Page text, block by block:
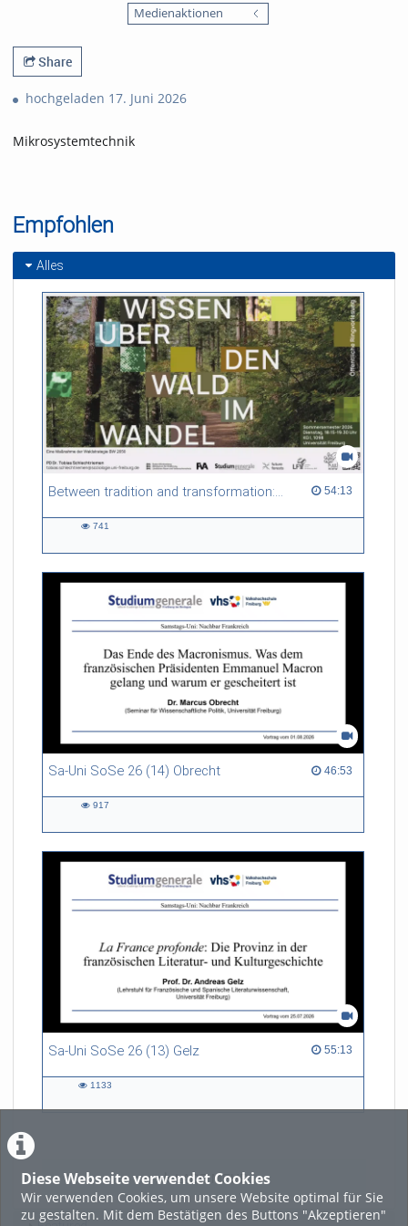
Diese Webseite verwendet Cookies
Wir verwenden Cookies, um unsere Website optimal für Sie
zu gestalten. Mit dem Bestätigen des Buttons "Akzeptieren"
Medienaktionen
Share
hochgeladen 17. Juni 2026
Mikrosystemtechnik
Empfohlen
Alles
Between tradition and transformation: how owners, advisers and institutions co-create knowledge for resilient forests in Europe 54:13
54:13 duration
741
Sa-Uni SoSe 26 (14) Obrecht 46:53
46:53 duration
917
Sa-Uni SoSe 26 (13) Gelz 55:13
55:13 duration
1133
LADE MEHR